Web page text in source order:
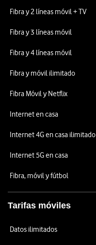
Fibra y 2 líneas móvil + TV
Fibra y 3 líneas móvil
Fibra y 4 líneas móvil
Fibra y móvil ilimitado
Fibra Móvil y Netflix
Internet en casa
Internet 4G en casa ilimitado
Internet 5G en casa
Fibra, móvil y fútbol
Tarifas móviles
Datos ilimitados